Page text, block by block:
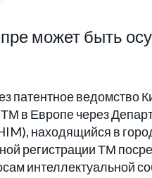
может быть
патентное ведомство
в Европе через
находящийся в
регистрации ТМ
интеллектуальной